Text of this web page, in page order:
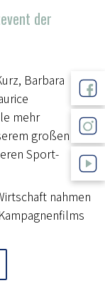
der
Barbara
mehr
großen
Sport-
nahmen